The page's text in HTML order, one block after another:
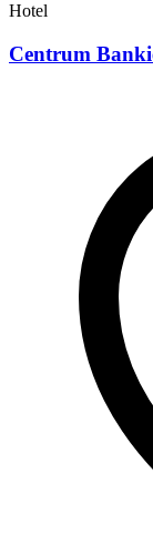
Hotel
Centrum